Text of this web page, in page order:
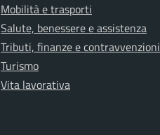
Mobilità e trasporti
Salute, benessere e assistenza
Tributi, finanze e contravvenzioni
Turismo
Vita lavorativa